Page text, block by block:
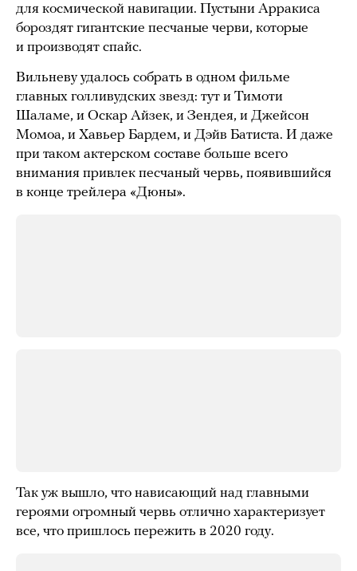
для космической навигации. Пустыни Арракиса
бороздят гигантские песчаные черви, которые
и производят спайс.
Вильневу удалось собрать в одном фильме
главных голливудских звезд: тут и Тимоти
Шаламе, и Оскар Айзек, и Зендея, и Джейсон
Момоа, и Хавьер Бардем, и Дэйв Батиста. И даже
при таком актерском составе больше всего
внимания привлек песчаный червь, появившийся
в конце трейлера «Дюны».
Так уж вышло, что нависающий над главными
героями огромный червь отлично характеризует
все, что пришлось пережить в 2020 году.